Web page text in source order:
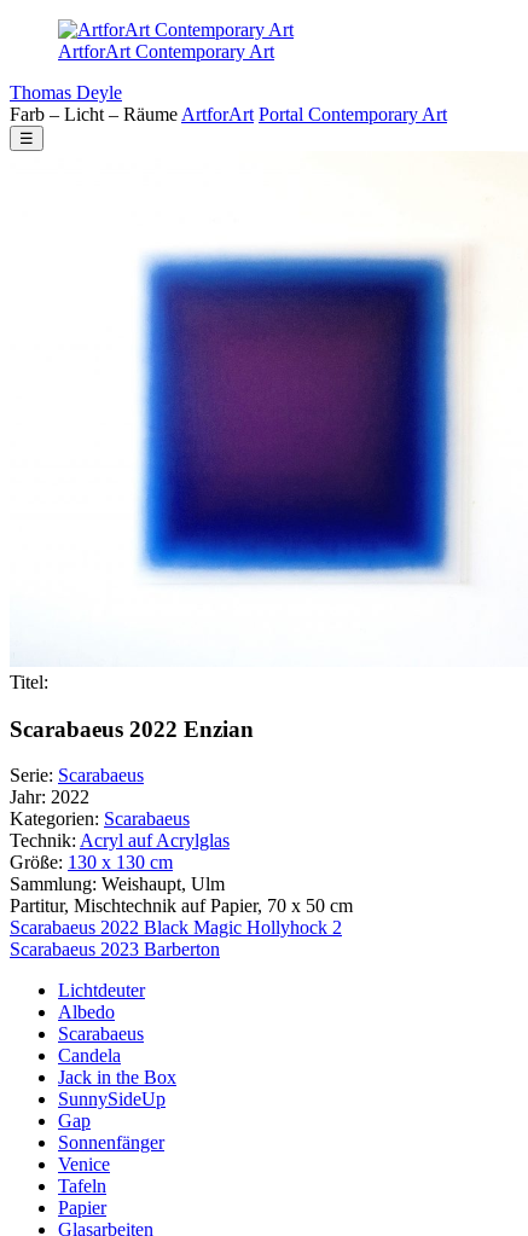
ArtforArt Contemporary Art
Thomas Deyle
Farb – Licht – Räume ArtforArt Portal Contemporary Art
☰
Titel:
Scarabaeus 2022 Enzian
Serie: Scarabaeus
Jahr: 2022
Kategorien: Scarabaeus
Technik: Acryl auf Acrylglas
Größe: 130 x 130 cm
Sammlung: Weishaupt, Ulm
Partitur, Mischtechnik auf Papier, 70 x 50 cm
Beitragsnavigation
Scarabaeus 2022 Black Magic Hollyhock 2
Scarabaeus 2023 Barberton
Lichtdeuter
Albedo
Scarabaeus
Candela
Jack in the Box
SunnySideUp
Gap
Sonnenfänger
Venice
Tafeln
Papier
Glasarbeiten